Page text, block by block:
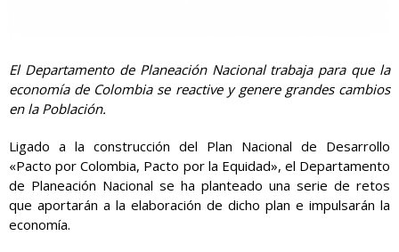
El Departamento de Planeación Nacional trabaja para que la
economía de Colombia se reactive y genere grandes cambios
en la Población.
Ligado a la construcción del Plan Nacional de Desarrollo
«Pacto por Colombia, Pacto por la Equidad», el Departamento
de Planeación Nacional se ha planteado una serie de retos
que aportarán a la elaboración de dicho plan e impulsarán la
economía.